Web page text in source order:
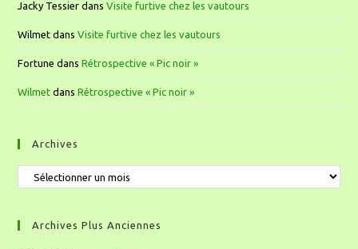
Jacky Tessier dansVisite furtive chez les vautours
Wilmet dansVisite furtive chez les vautours
Fortune dansRétrospective « Pic noir »
Wilmet dansRétrospective « Pic noir »
Archives
Archives Plus Anciennes